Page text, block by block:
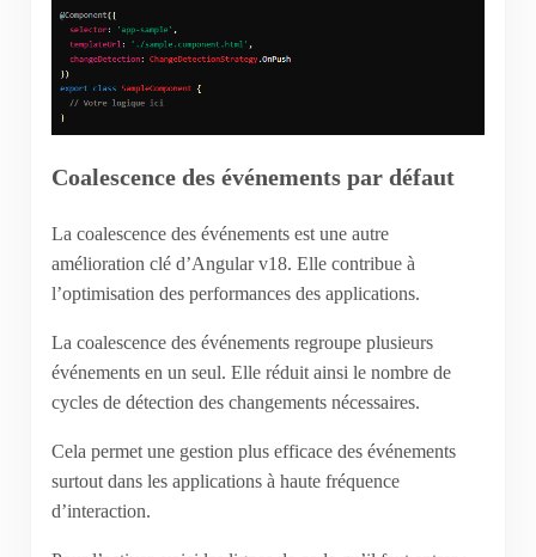
Coalescence des événements par défaut
La coalescence des événements est une autre
amélioration clé d’Angular v18. Elle contribue à
l’optimisation des performances des applications.
La coalescence des événements regroupe plusieurs
événements en un seul. Elle réduit ainsi le nombre de
cycles de détection des changements nécessaires.
Cela permet une gestion plus efficace des événements
surtout dans les applications à haute fréquence
d’interaction.